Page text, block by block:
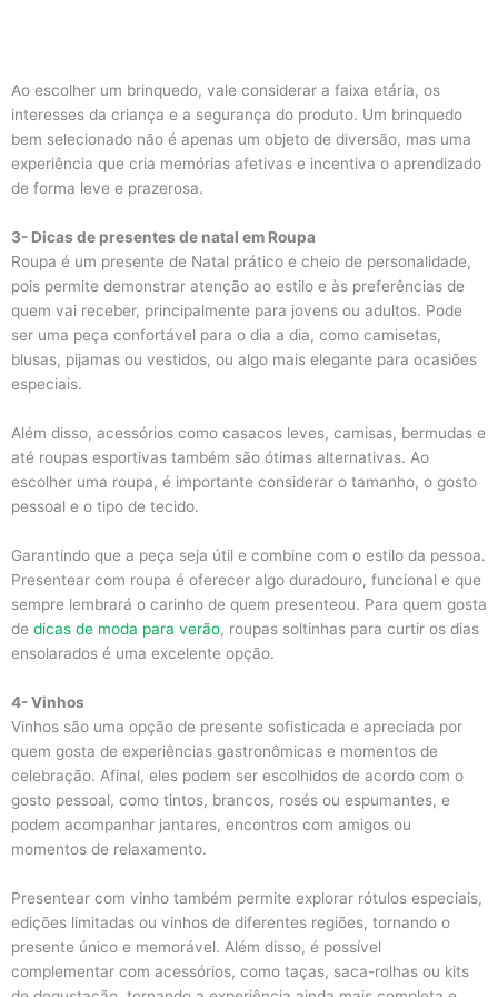
Ao escolher um brinquedo, vale considerar a faixa etária, os
interesses da criança e a segurança do produto. Um brinquedo
bem selecionado não é apenas um objeto de diversão, mas uma
experiência que cria memórias afetivas e incentiva o aprendizado
de forma leve e prazerosa.
3- Dicas de presentes de natal em Roupa
Roupa é um presente de Natal prático e cheio de personalidade,
pois permite demonstrar atenção ao estilo e às preferências de
quem vai receber, principalmente para jovens ou adultos. Pode
ser uma peça confortável para o dia a dia, como camisetas,
blusas, pijamas ou vestidos, ou algo mais elegante para ocasiões
especiais.
Além disso, acessórios como casacos leves, camisas, bermudas e
até roupas esportivas também são ótimas alternativas. Ao
escolher uma roupa, é importante considerar o tamanho, o gosto
pessoal e o tipo de tecido.
Garantindo que a peça seja útil e combine com o estilo da pessoa.
Presentear com roupa é oferecer algo duradouro, funcional e que
sempre lembrará o carinho de quem presenteou. Para quem gosta
de dicas de moda para verão, roupas soltinhas para curtir os dias
ensolarados é uma excelente opção.
4- Vinhos
Vinhos são uma opção de presente sofisticada e apreciada por
quem gosta de experiências gastronômicas e momentos de
celebração. Afinal, eles podem ser escolhidos de acordo com o
gosto pessoal, como tintos, brancos, rosés ou espumantes, e
podem acompanhar jantares, encontros com amigos ou
momentos de relaxamento.
Presentear com vinho também permite explorar rótulos especiais,
edições limitadas ou vinhos de diferentes regiões, tornando o
presente único e memorável. Além disso, é possível
complementar com acessórios, como taças, saca-rolhas ou kits